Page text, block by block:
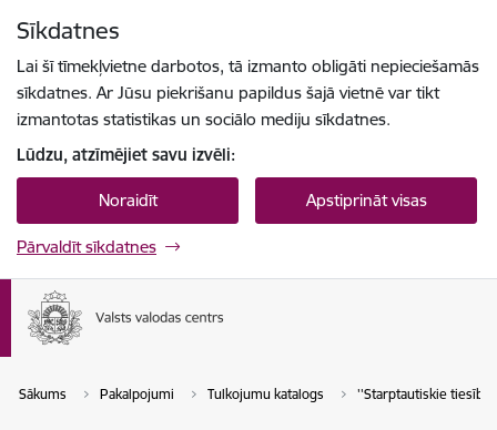
Sīkdatnes
Lai šī tīmekļvietne darbotos, tā izmanto obligāti nepieciešamās
sīkdatnes. Ar Jūsu piekrišanu papildus šajā vietnē var tikt
izmantotas statistikas un sociālo mediju sīkdatnes.
Lūdzu, atzīmējiet savu izvēli:
Noraidīt Apstiprināt visas
Pārvaldīt sīkdatnes
Sākums Pakalpojumi Tulkojumu katalogs ''Starptautiskie tiesību